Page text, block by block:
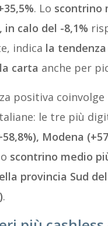
. Lo scontrino
in calo del -8,1%
indica la
carta anche per
positiva
le tre più
Modena
scontrino medio
provincia Sud
.